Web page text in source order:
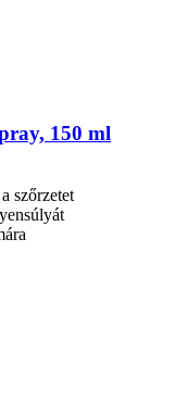
150 ml
szőrzetet